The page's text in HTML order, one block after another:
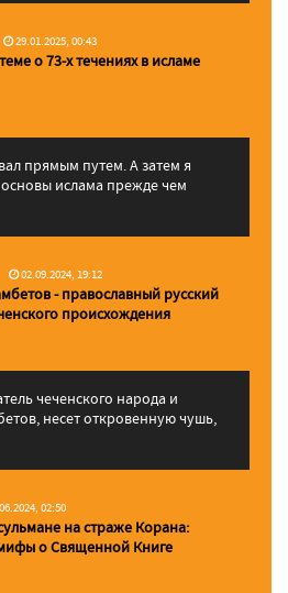
29.01.2025, 00:43
о 73-х течениях в исламе
прямым путем. А затем я
ислама прежде чем
02.09.2024, 19:12
- православный русский
происхождения
чеченского народа и
несет откровенную чушь,
02:50
на страже Корана:
о Священной Книге